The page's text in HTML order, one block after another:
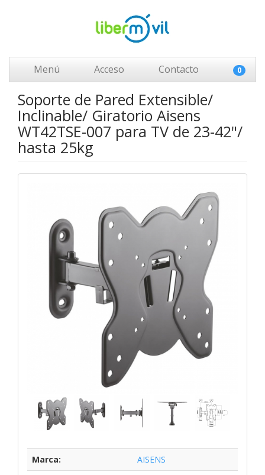
Menú Acceso Contacto 0
Soporte de Pared Extensible/
Inclinable/ Giratorio Aisens
WT42TSE-007 para TV de 23-42"/
hasta 25kg
Marca:
AISENS